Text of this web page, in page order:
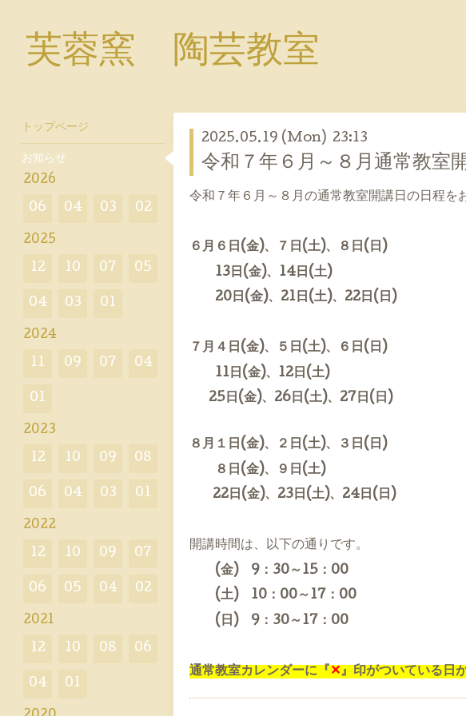
芙蓉窯 陶芸教室
2025.05.19 (Mon) 23:13
令和７年６月～８月通常教室
令和７年６月～８月の通常教室開講日の日程を
６月６日(金)、７ 日(土)、８日(日)
13日(金)、14 日(土)
20日(金)、21日(土)、22日(日)
７月４日(金)、５日(土)、６日(日)
11日(金)、12日(土)
25日(金)、26日(土)、27日(日)
８月１日(金)、２日(土)、３日(日)
８日(金)、９日(土)
22日(金)、23日(土)、24日(日)
開講時間は、以下の通りです。
(金) 9：30～15：00
(土) 10：00～17：00
(日) 9：30～17：00
通常教室カレンダーに『 ✕』印がついている日
トップページ
お知らせ
2026
06 04 03 02
2025
12 10 07 05
04 03 01
2024
11 09 07 04
01
2023
12 10 09 08
06 04 03 01
2022
12 10 09 07
06 05 04 02
2021
12 10 08 06
04 01